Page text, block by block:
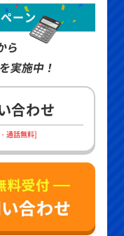
ーン
ら
実施中！
合わせ
通話無料]